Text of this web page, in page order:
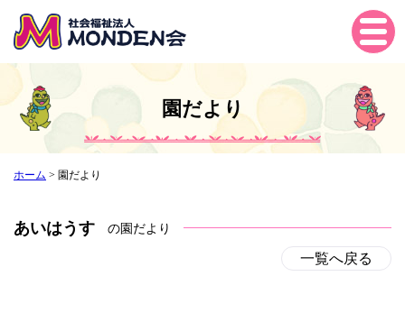
Tog
gle
gati
on
園だより
ホーム > 園だより
あいはうす の園だより
一覧へ戻る